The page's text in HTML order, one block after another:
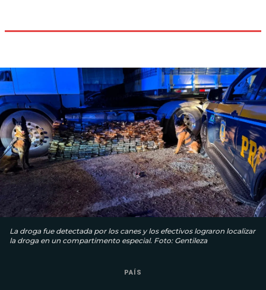
La droga fue detectada por los canes y los efectivos lograron localizar
la droga en un compartimento especial. Foto: Gentileza
PAÍS